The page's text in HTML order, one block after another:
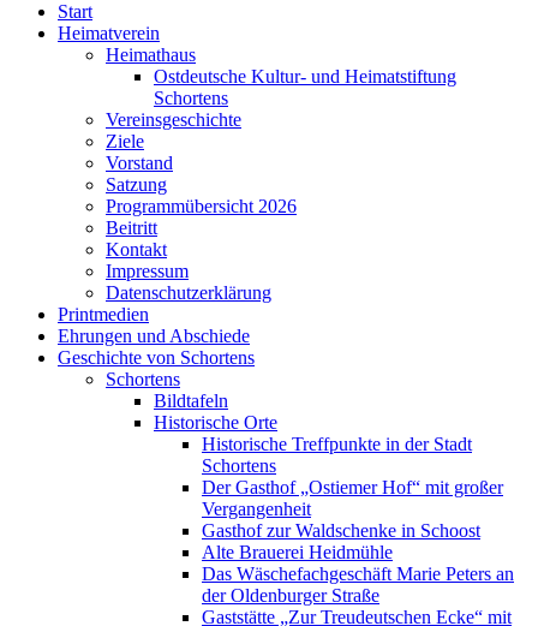
Start
Heimatverein
Heimathaus
Ostdeutsche Kultur- und Heimatstiftung
Schortens
Vereinsgeschichte
Ziele
Vorstand
Satzung
Programmübersicht 2026
Beitritt
Kontakt
Impressum
Datenschutzerklärung
Printmedien
Ehrungen und Abschiede
Geschichte von Schortens
Schortens
Bildtafeln
Historische Orte
Historische Treffpunkte in der Stadt
Schortens
Der Gasthof „Ostiemer Hof“ mit großer
Vergangenheit
Gasthof zur Waldschenke in Schoost
Alte Brauerei Heidmühle
Das Wäschefachgeschäft Marie Peters an
der Oldenburger Straße
Gaststätte „Zur Treudeutschen Ecke“ mit